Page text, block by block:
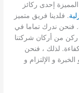
إحدى ركائز
. فلدينا فريق متميز
فنحن ندرك تماما في
ركن من أركان شركتنا
لذلك ، فنحن
و الإلتزام و